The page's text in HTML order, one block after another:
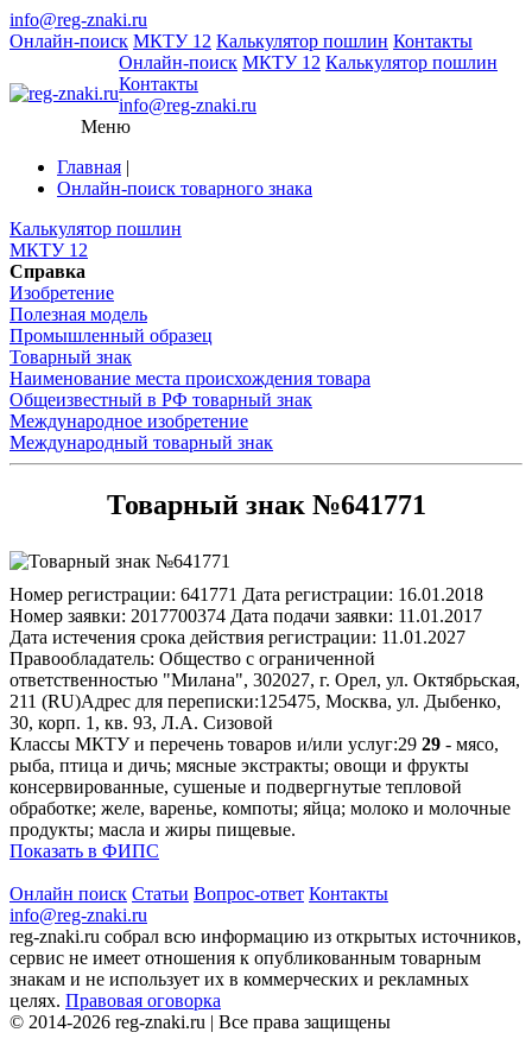
info@reg-znaki.ru
Онлайн-поиск МКТУ 12 Калькулятор пошлин Контакты
Онлайн-поиск МКТУ 12 Калькулятор пошлин
Контакты
info@reg-znaki.ru
Меню
Главная |
Онлайн-поиск товарного знака
Калькулятор пошлин
МКТУ 12
Справка
Изобретение
Полезная модель
Промышленный образец
Товарный знак
Наименование места происхождения товара
Общеизвестный в РФ товарный знак
Международное изобретение
Международный товарный знак
Товарный знак №641771
Номер регистрации: 641771 Дата регистрации: 16.01.2018
Номер заявки: 2017700374 Дата подачи заявки: 11.01.2017
Дата истечения срока действия регистрации: 11.01.2027
Правообладатель: Общество с ограниченной
ответственностью "Милана", 302027, г. Орел, ул. Октябрьская,
211 (RU)Адрес для переписки:125475, Москва, ул. Дыбенко,
30, корп. 1, кв. 93, Л.А. Сизовой
Классы МКТУ и перечень товаров и/или услуг:29 29 - мясо,
рыба, птица и дичь; мясные экстракты; овощи и фрукты
консервированные, сушеные и подвергнутые тепловой
обработке; желе, варенье, компоты; яйца; молоко и молочные
продукты; масла и жиры пищевые.
Показать в ФИПС
Онлайн поиск Статьи Вопрос-ответ Контакты
info@reg-znaki.ru
reg-znaki.ru собрал всю информацию из открытых источников,
сервис не имеет отношения к опубликованным товарным
знакам и не использует их в коммерческих и рекламных
целях. Правовая оговорка
© 2014-2026 reg-znaki.ru | Все права защищены